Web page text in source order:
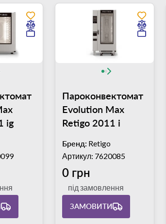
ig
Пароконвектомат
Evolution Max
Retigo 2011 i
Бренд: Retigo
Артикул: 7620085
0 грн
під замовлення
ЗАМОВИТИ